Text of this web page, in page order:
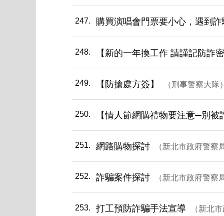
247 購買演唱會門票要小心，遇到
248 【新的一年換工作 請謹記防詐
249 【防搶處方簽】 刑事警察大隊
250 【情人節網購禮物要注意─別被
251 網路購物探討 新北市政府警察
252 詐騙案件探討 新北市政府警察
253 打工預防詐騙手法宣導 新北